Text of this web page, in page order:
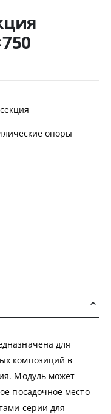
опоры
для
композиций в
Модуль может
посадочное место
серии для